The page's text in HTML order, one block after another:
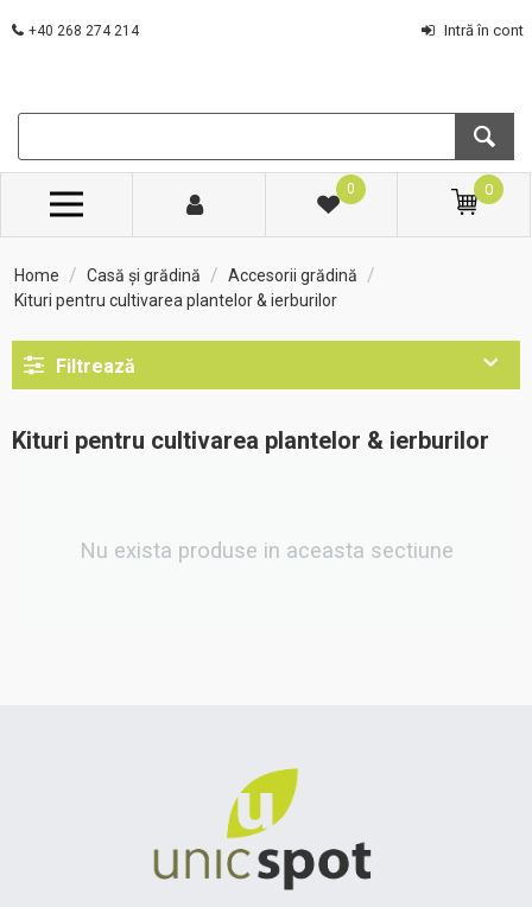
+40 268 274 214 Intră în cont
0 0
Home / Casă și grădină / Accesorii grădină /
Kituri pentru cultivarea plantelor & ierburilor
Filtrează
Kituri pentru cultivarea plantelor & ierburilor
Nu exista produse in aceasta sectiune